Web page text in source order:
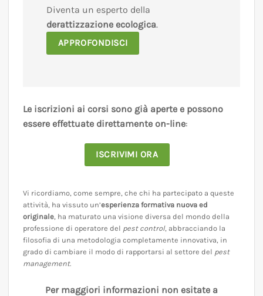
Diventa un esperto della
derattizzazione ecologica.
APPROFONDISCI
Le iscrizioni ai corsi sono già aperte e possono
essere effettuate direttamente on-line:
ISCRIVIMI ORA
Vi ricordiamo, come sempre, che chi ha partecipato a queste
attività, ha vissuto un’esperienza formativa nuova ed
originale, ha maturato una visione diversa del mondo della
professione di operatore del pest control, abbracciando la
filosofia di una metodologia completamente innovativa, in
grado di cambiare il modo di rapportarsi al settore del pest
management.
Per maggiori informazioni non esitate a